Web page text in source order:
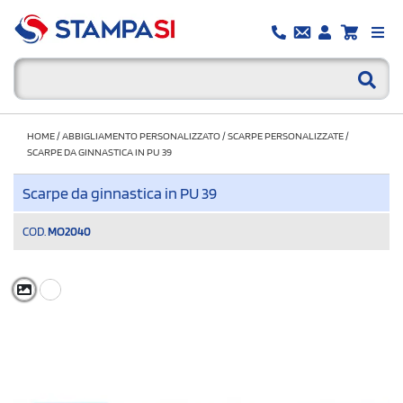
HOME/ABBIGLIAMENTO PERSONALIZZATO/SCARPE PERSONALIZZATE/
SCARPE DA GINNASTICA IN PU 39
Scarpe da ginnastica in PU 39
COD. MO2040